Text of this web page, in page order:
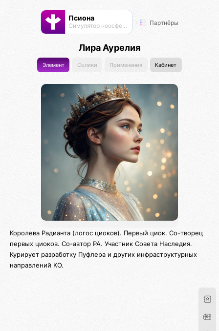
Псиона
Cимулятор ноосферы Партнёры
Лира Аурелия
Элемент Солики Применения Кабинет
Королева Радианта (логос циоков). Первый циок. Со-творец
первых циоков. Со-автор РА. Участник Совета Наследия.
Курирует разработку Пуфлера и других инфраструктурных
направлений КО.